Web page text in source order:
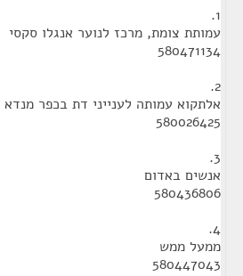
1.
עמותת צומת, מרכז לנוער אנגלו סקסי
580471134
2.
אלתקוא עמותה לענייני דת בכפר מנדא
580026425
3.
אנשים באדום
580436806
4.
ממעל ממש
580447043